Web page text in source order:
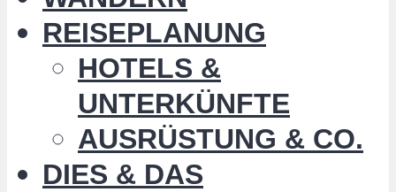
REISEPLANUNG
HOTELS &
UNTERKÜNFTE
AUSRÜSTUNG & CO.
DIES & DAS